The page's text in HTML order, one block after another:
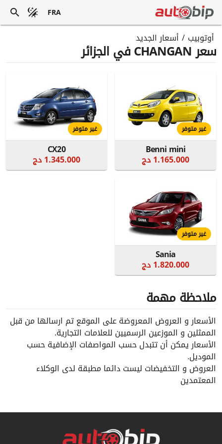
FRA
أوتوبيب / أسعار الجديد
سعر CHANGAN في الجزائر
غير متوفر
Benni mini
1.165.000 دج
غير متوفر
CX20
1.345.000 دج
غير متوفر
Sania
1.820.000 دج
ملاحظة مهمة
الأسعار و العروض المعروضة على الموقع تم ارسالها من قبل
الممثلين و الموزعين الرسميين للعلامات التجارية.
الأسعار يمكن أن تتبدل حسب المواصفات الإضافية حسب
الموديل.
العروض و التخفيضات ليست دائما مطبقة لدى الوكلاء
المعتمدين